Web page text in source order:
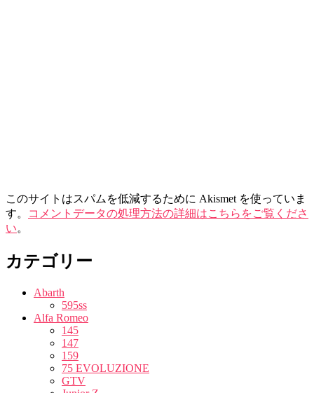
このサイトはスパムを低減するために Akismet を使っていま
す。
コメントデータの処理方法の詳細はこちらをご覧くださ
い。
カテゴリー
Abarth
595ss
Alfa Romeo
145
147
159
75 EVOLUZIONE
GTV